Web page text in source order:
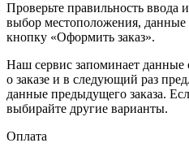
Проверьте правильность ввода
выбор местоположения,
кнопку «Оформить заказ».
Наш сервис запоминает
о заказе и в следующий раз
данные предыдущего заказа.
выбирайте другие варианты.
Оплата